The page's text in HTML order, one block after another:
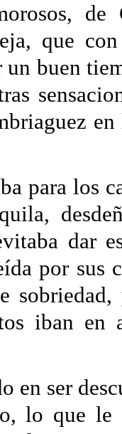
que
un buen
para los
dar
por sus
iban en
en ser
lo que le